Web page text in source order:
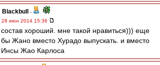
Blackbull
-
28 июн 2014 15:36
состав хороший. мне такой нравиться))) еще
бы Жано вместо Хурадо выпускать. и вместо
Инсы Жао Карлоса